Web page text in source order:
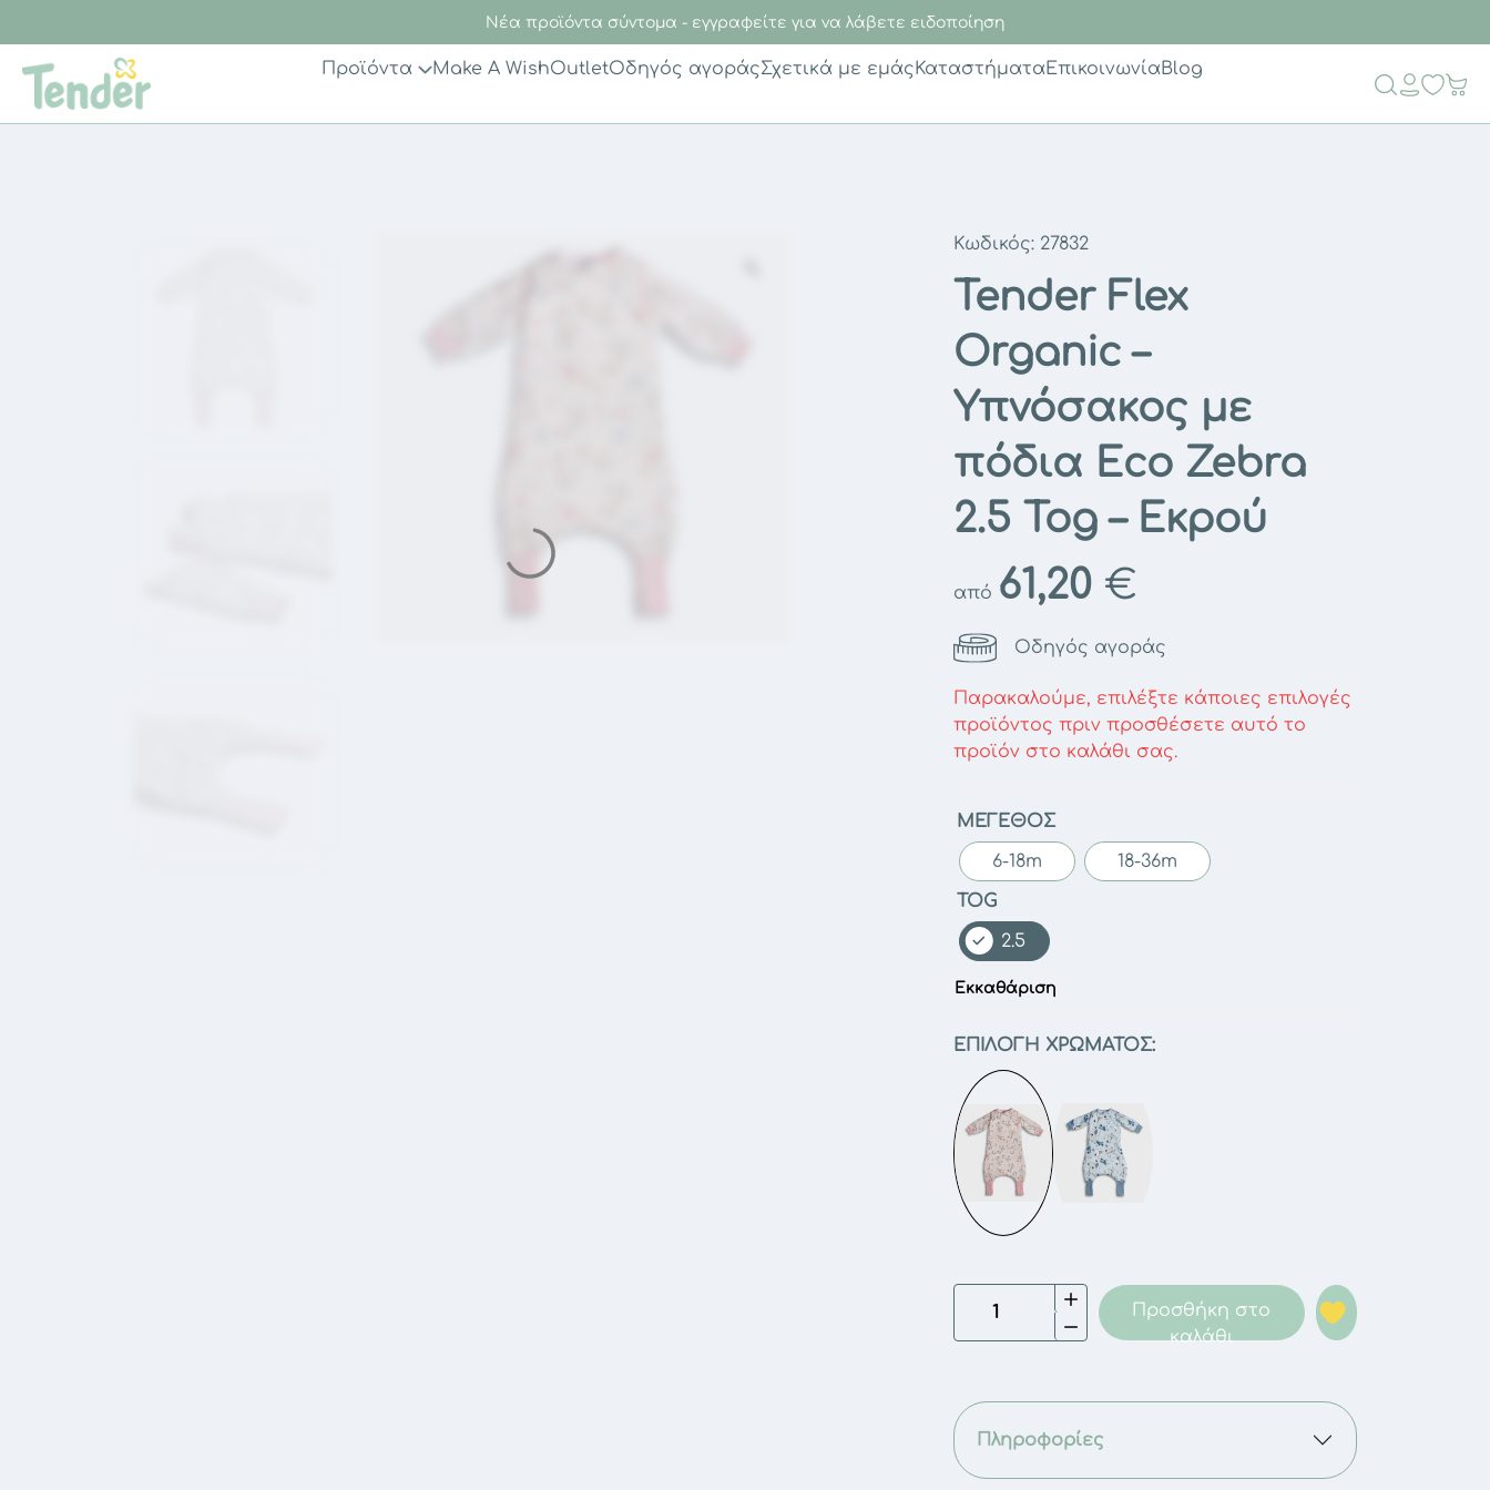
Νέα προϊόντα σύντομα - εγγραφείτε για να λάβετε ειδοποίηση
Προϊόντα Make A WishOutletΟδηγός αγοράςΣχετικά με εμάςΚαταστήματαΕπικοινωνίαBlog
Κωδικός: 27832
Tender Flex
Organic –
Υπνόσακος με
πόδια Eco Zebra
2.5 Tog – Εκρού
από 61,20 €
Οδηγός αγοράς
Παρακαλούμε, επιλέξτε κάποιες επιλογές
προϊόντος πριν προσθέσετε αυτό το
προϊόν στο καλάθι σας.
ΜΈΓΕΘΟΣ
6-18m
18-36m
TOG
2.5
Εκκαθάριση
ΕΠΙΛΟΓΉ ΧΡΏΜΑΤΟΣ:
Flex
Υπνόσακος
με
πόδια
Eco
Προσθήκη στο
καλάθι
Πληροφορίες